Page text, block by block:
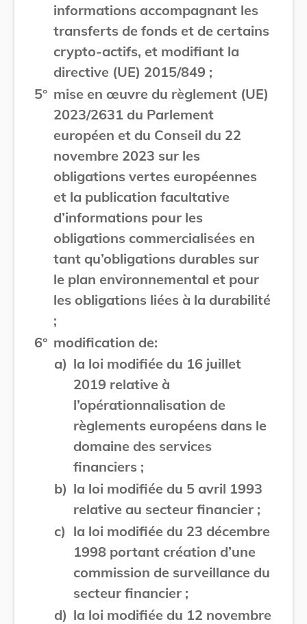
informations accompagnant les
transferts de fonds et de certains
crypto-actifs, et modifiant la
directive (UE) 2015/849 ;
5° mise en œuvre du règlement (UE)
2023/2631 du Parlement
européen et du Conseil du 22
novembre 2023 sur les
obligations vertes européennes
et la publication facultative
d’informations pour les
obligations commercialisées en
tant qu’obligations durables sur
le plan environnemental et pour
les obligations liées à la durabilité
;
6° modification de:
a) la loi modifiée du 16 juillet
2019 relative à
l’opérationnalisation de
règlements européens dans le
domaine des services
financiers ;
b) la loi modifiée du 5 avril 1993
relative au secteur financier ;
c) la loi modifiée du 23 décembre
1998 portant création d’une
commission de surveillance du
secteur financier ;
d) la loi modifiée du 12 novembre